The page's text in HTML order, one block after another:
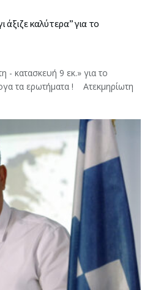
καλύτερα” για το
- κατασκευή 9 εκ.» για το
τα ερωτήματα ! Ατεκμηρίωτη